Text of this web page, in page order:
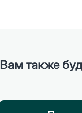
Вам также